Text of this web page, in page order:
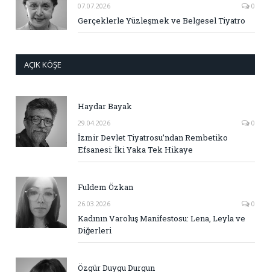
07.07.2026 0
Gerçeklerle Yüzleşmek ve Belgesel Tiyatro
AÇIK KÖŞE
Haydar Bayak
29.04.2026 0
İzmir Devlet Tiyatrosu’ndan Rembetiko
Efsanesi: İki Yaka Tek Hikaye
Fuldem Özkan
26.03.2026 0
Kadının Varoluş Manifestosu: Lena, Leyla ve
Diğerleri
Özgür Duygu Durgun